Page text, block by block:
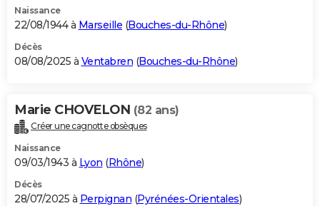
Dictionnaire
Biographies
Citations
Expressions
Proverbes
PROGRAMME TV
S'inscrire
Se connecter
Lycées
Collèges
Primaires
Universités
Entreprises
Service militaire
Avis de recherche
AVIS DE DÉCÈS
Bricolage
Lifestyle
Culture
Sport
Auto
Television
Voyage
Cinema
Naissance
22/08/1944 à Marseille (Bouches-du-Rhône)
Décès
08/08/2025 à Ventabren (Bouches-du-Rhône)
Marie CHOVELON (82 ans)
Créer une cagnotte obsèques
Naissance
09/03/1943 à Lyon (Rhône)
Décès
28/07/2025 à Perpignan (Pyrénées-Orientales)